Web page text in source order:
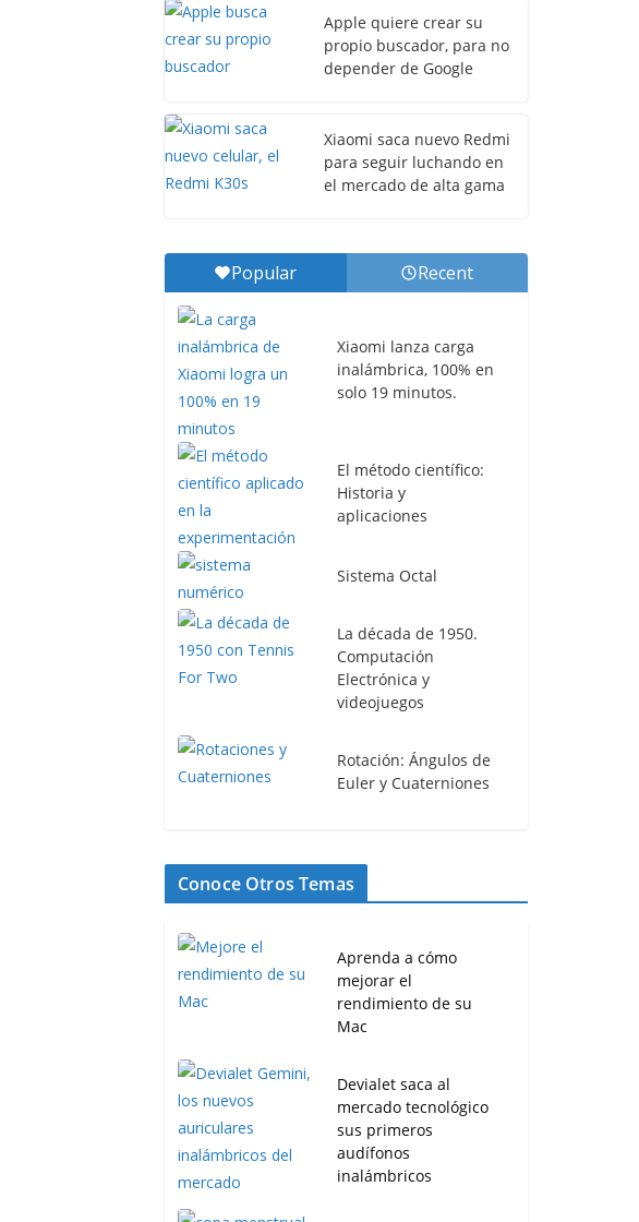
Apple quiere crear su
propio buscador, para no
depender de Google
Xiaomi saca nuevo Redmi
para seguir luchando en
el mercado de alta gama
Popular Recent
Xiaomi lanza carga
inalámbrica, 100% en
solo 19 minutos.
El método científico:
Historia y
aplicaciones
Sistema Octal
La década de 1950.
Computación
Electrónica y
videojuegos
Rotación: Ángulos de
Euler y Cuaterniones
Conoce Otros Temas
Aprenda a cómo
mejorar el
rendimiento de su
Mac
Devialet saca al
mercado tecnológico
sus primeros
audífonos
inalámbricos